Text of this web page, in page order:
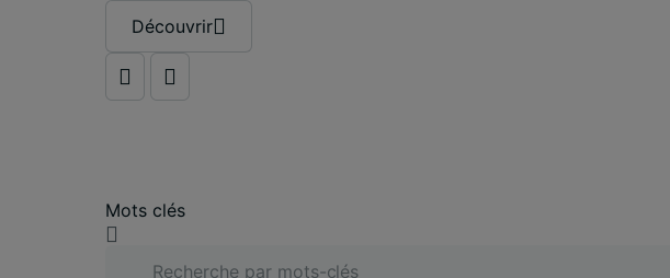
Découvrir
Mots clés